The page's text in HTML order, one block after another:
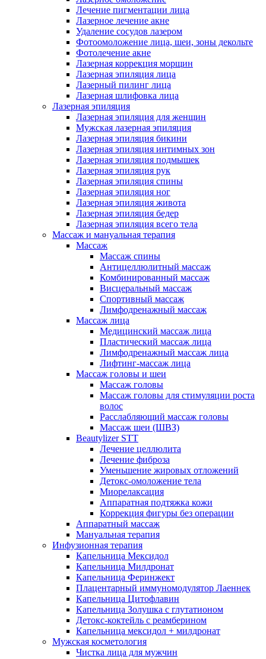
Лечение пигментации лица
Лазерное лечение акне
Удаление сосудов лазером
Фотоомоложение лица, шеи, зоны декольте
Фотолечение акне
Лазерная коррекция морщин
Лазерная эпиляция лица
Лазерный пилинг лица
Лазерная шлифовка лица
Лазерная эпиляция
Лазерная эпиляция для женщин
Мужская лазерная эпиляция
Лазерная эпиляция бикини
Лазерная эпиляция интимных зон
Лазерная эпиляция подмышек
Лазерная эпиляция рук
Лазерная эпиляция спины
Лазерная эпиляция ног
Лазерная эпиляция живота
Лазерная эпиляция бедер
Лазерная эпиляция всего тела
Массаж и мануальная терапия
Массаж
Массаж спины
Антицеллюлитный массаж
Комбинированный массаж
Висцеральный массаж
Спортивный массаж
Лимфодренажный массаж
Массаж лица
Медицинский массаж лица
Пластический массаж лица
Лимфодренажный массаж лица
Лифтинг-массаж лица
Массаж головы и шеи
Массаж головы
Массаж головы для стимуляции роста
волос
Расслабляющий массаж головы
Массаж шеи (ШВЗ)
Beautylizer STT
Лечение целлюлита
Лечение фиброза
Уменьшение жировых отложений
Детокс-омоложение тела
Миорелаксация
Аппаратная подтяжка кожи
Коррекция фигуры без операции
Аппаратный массаж
Мануальная терапия
Инфузионная терапия
Капельница Мексидол
Капельница Милдронат
Капельница Феринжект
Плацентарный иммуномодулятор Лаеннек
Капельница Цитофлавин
Капельница Золушка с глутатионом
Детокс-коктейль с реамберином
Капельница мексидол + милдронат
Мужская косметология
Чистка лица для мужчин